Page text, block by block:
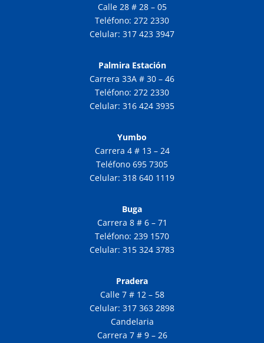
Calle 28 # 28 – 05
Teléfono: 272 2330
Celular: 317 423 3947
Palmira Estación
Carrera 33A # 30 – 46
Teléfono: 272 2330
Celular: 316 424 3935
Yumbo
Carrera 4 # 13 – 24
Teléfono 695 7305
Celular: 318 640 1119
Buga
Carrera 8 # 6 – 71
Teléfono: 239 1570
Celular: 315 324 3783
Pradera
Calle 7 # 12 – 58
Celular: 317 363 2898
Candelaria
Carrera 7 # 9 – 26